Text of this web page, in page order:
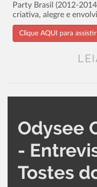
Party Brasil (2012-
criativa, alegre e
Clique AQUI para
Odysee
-
Tostes